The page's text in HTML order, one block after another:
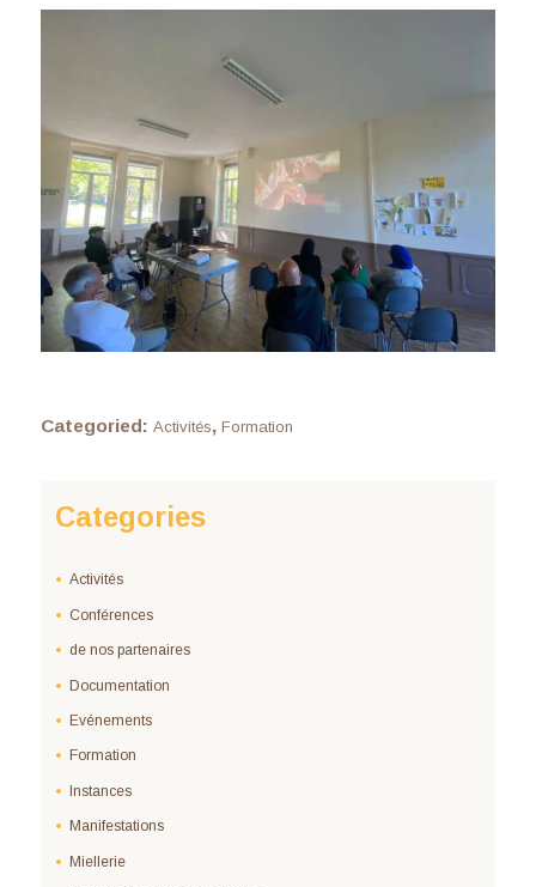
Categoried: Activités, Formation
Categories
Activités
Conférences
de nos partenaires
Documentation
Evénements
Formation
Instances
Manifestations
Miellerie